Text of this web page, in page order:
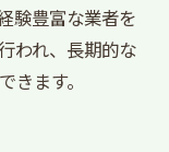
験豊富な業者を
われ、長期的な
きます。